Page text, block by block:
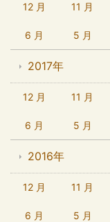
12 月 11 月
6 月 5 月
2017年
12 月 11 月
6 月 5 月
2016年
12 月 11 月
6 月 5 月